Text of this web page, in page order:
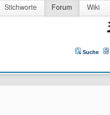
Stichworte Forum Wiki
Suche